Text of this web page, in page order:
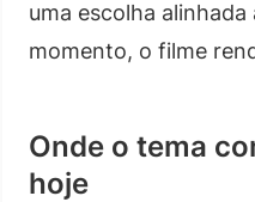
uma escolha
momento, o filme
Onde o tema
hoje